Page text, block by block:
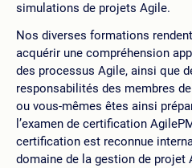
simulations de projets Agile.
Nos diverses formations
acquérir une compréhension
des processus Agile, ainsi que
responsabilités des membres
ou vous-mêmes êtes ainsi
l’examen de certification
certification est reconnue
domaine de la gestion de projet